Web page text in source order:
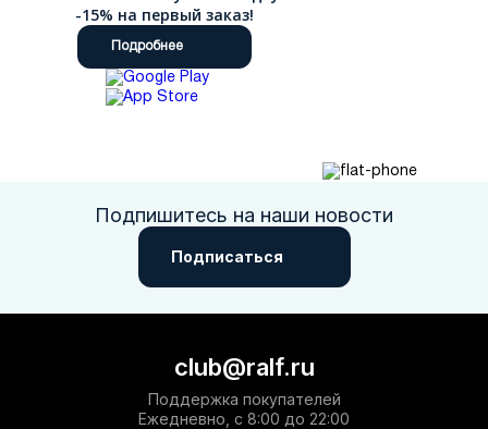
-15% на первый заказ!
Подробнее
Подпишитесь на наши новости
Подписаться
club@ralf.ru
Поддержка покупателей
Ежедневно, с 8:00 до 22:00